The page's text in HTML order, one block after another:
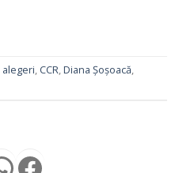
WhatsApp
alegeri, CCR,Diana Șoșoacă,